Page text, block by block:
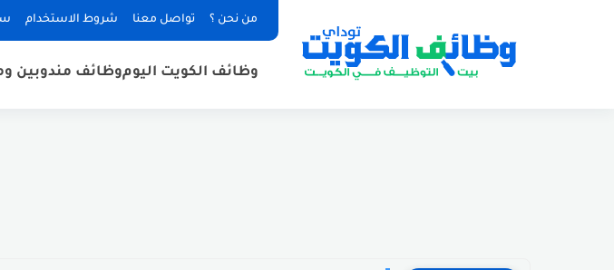
من نحن ؟ تواصل معنا شروط الاستخدام
وظائف الكويت اليوموظائف مندوبين